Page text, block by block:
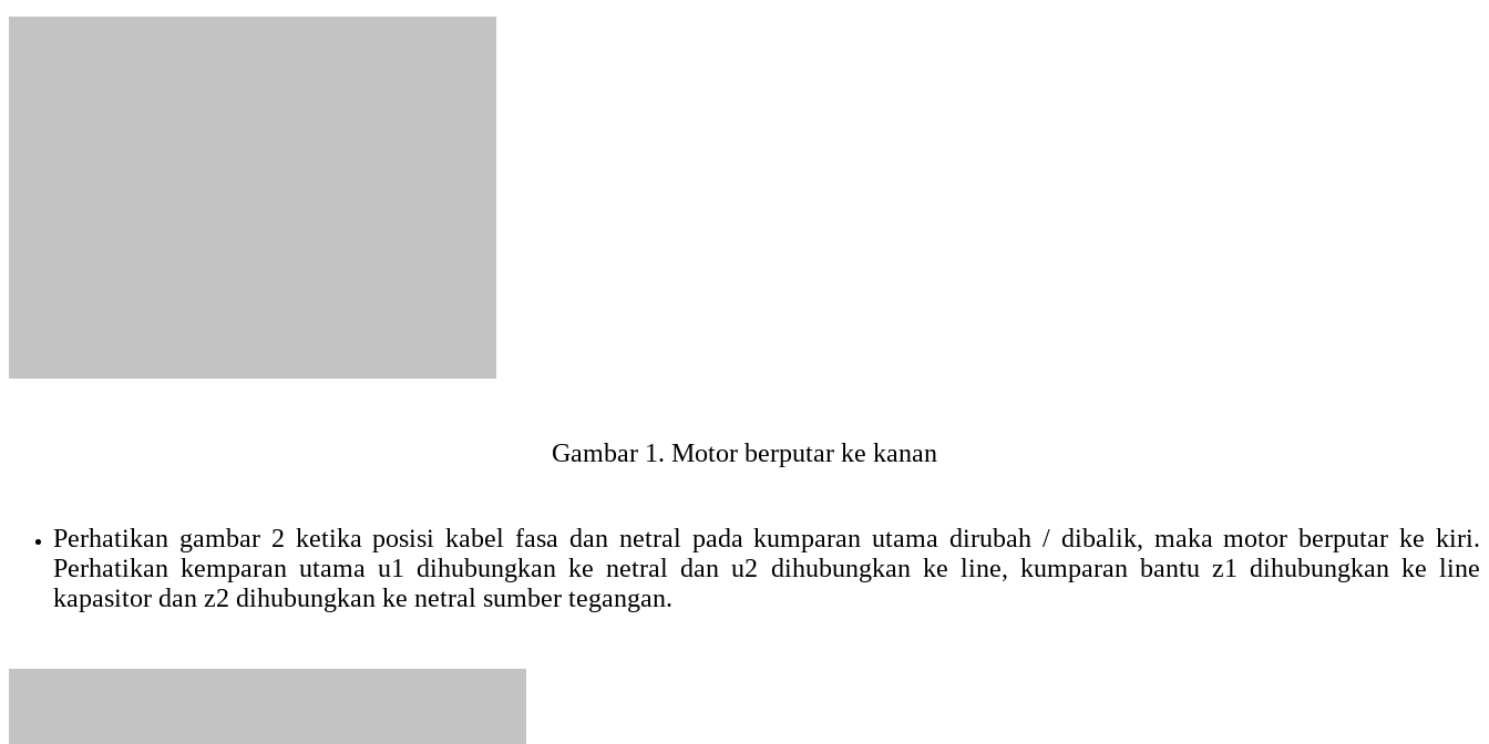
Gambar 1. Motor berputar ke kanan
Perhatikan gambar 2 ketika posisi kabel fasa dan netral pada kumparan utama dirubah / dibalik, maka motor berputar ke kiri.
Perhatikan kemparan utama u1 dihubungkan ke netral dan u2 dihubungkan ke line, kumparan bantu z1 dihubungkan ke line
kapasitor dan z2 dihubungkan ke netral sumber tegangan.